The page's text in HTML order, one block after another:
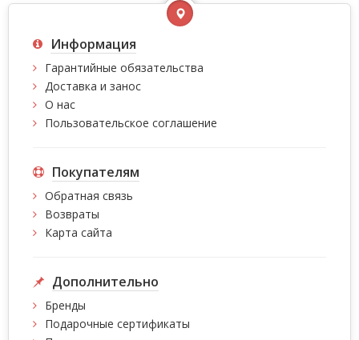
Информация
Гарантийные обязательства
Доставка и занос
О нас
Пользовательское соглашение
Покупателям
Обратная связь
Возвраты
Карта сайта
Дополнительно
Бренды
Подарочные сертификаты